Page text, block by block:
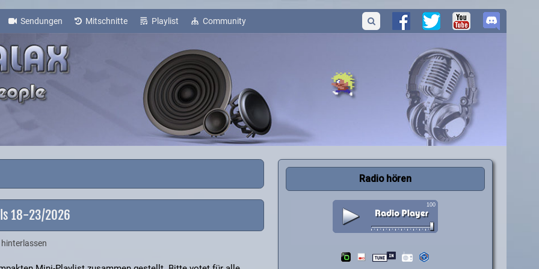
Sendungen Mitschnitte Playlist Community
18-23/2026
Radio hören